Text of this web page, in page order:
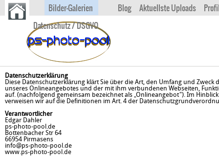
Bilder-Galerien Blog Aktuellste Uploads
Datenschutz / DSGVO
Datenschutzerklärung
Diese Datenschutzerklärung klärt Sie über die Art, den Umfang und
unseres Onlineangebotes und der mit ihm verbundenen Webseiten,
auf. (nachfolgend gemeinsam bezeichnet als „Onlineangebot"). Im
verweisen wir auf die Definitionen im Art. 4 der
Verantwortlicher
Edgar Dahler
ps-photo-pool.de
Bottenbacher Str 64
66954 Pirmasens
info@ps-photo-pool.de
www.ps-photo-pool.de